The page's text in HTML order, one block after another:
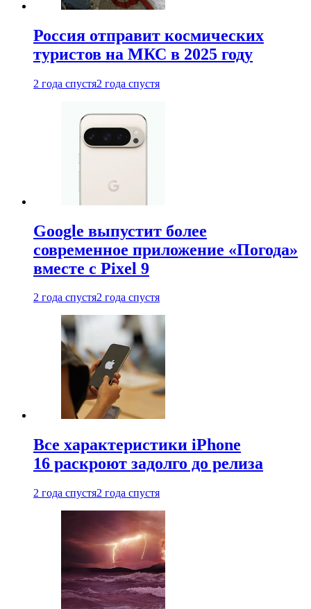
Россия отправит космических
туристов на МКС в 2025 году
2 года спустя2 года спустя
Google выпустит более
современное приложение «Погода»
вместе с Pixel 9
2 года спустя2 года спустя
Все характеристики iPhone
16 раскроют задолго до релиза
2 года спустя2 года спустя